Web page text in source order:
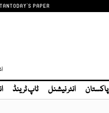
TODAY'S PAPER
پاکستان انٹر نیشنل ٹاپ ٹرینڈ